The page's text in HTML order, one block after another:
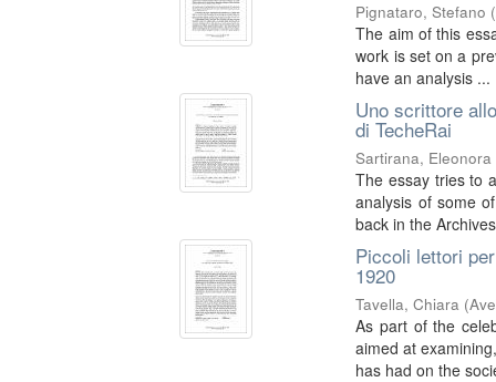
Pignataro, Stefano (
The aim of this
work is set on a
have an analysis ...
Uno scrittore
di TecheRai
Sartirana, Eleonora
The essay tries to
analysis of some
back in the
Piccoli lettori
1920
Tavella, Chiara (
As part of the
aimed at
has had on the